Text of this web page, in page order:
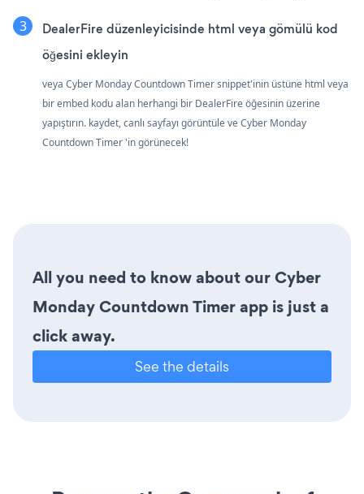
DealerFire düzenleyicisinde html veya gömülü kod
öğesini ekleyin
veya Cyber Monday Countdown Timer snippet'inin üstüne html veya
bir embed kodu alan herhangi bir DealerFire öğesinin üzerine
yapıştırın. kaydet, canlı sayfayı görüntüle ve Cyber Monday
Countdown Timer 'in görünecek!
All you need to know about our Cyber
Monday Countdown Timer app is just a
click away.
See the details